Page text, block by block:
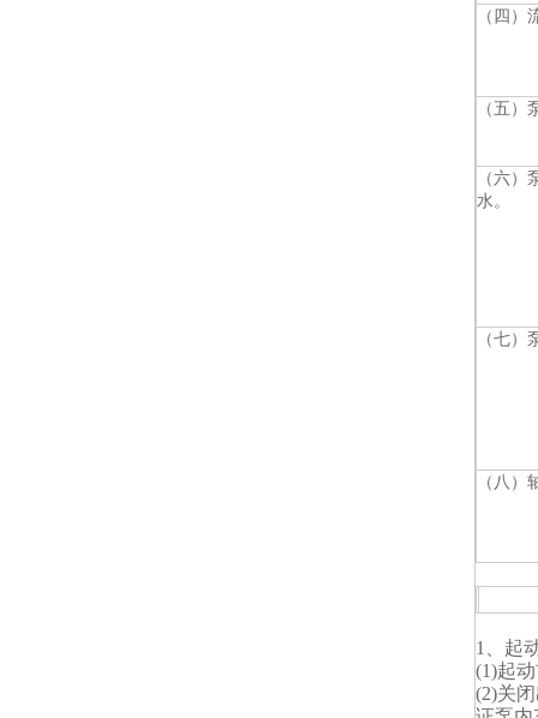
（四）
（五）
（六）
水。
（七）
（八）
1、起
(1)起
(2)关